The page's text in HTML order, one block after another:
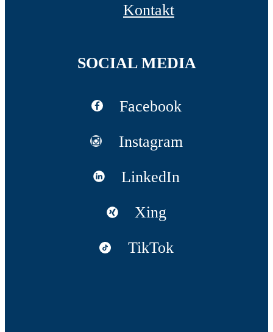
Kontakt
SOCIAL MEDIA
Facebook
Instagram
LinkedIn
Xing
TikTok